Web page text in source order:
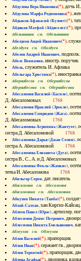
Абдулова Вера Ивановна(*), дочь
Абдулова Марфа Родионовна(*),
Абдыков Афанасий (Кулмет)(*),
Абдяков Матфей (Абдяселет)(*),
Абезьянинов см. Обезьянинов
Абелдеев Авдей Иванович(*),
Абелдуев см. Оболдуев
Абелов Андрей Иванович,
Абелс Вениамин, иностр.
Абель, служитель И. Афлика
Абельгард Христина(*),
Абернибесов см. Обернибесов
Абернибесова см. Обернибесова
Абесаломов Василий (Басиле),
Д. Абесаломовых 1768
Абесаломов Ираклий (Эрекле),
Абесаломов Спиридон (Жага),
Д. Абесаломовых 1768
Абесаломова Агрипина (Жантуте),
сестра Д. Абесаломовой 1768
Абесаломова Дарья (Джан Семен),
сестра А. Абесаломовой 1768
Абесаломова Елизавета (Дуга),
сестра В., С., А. и Д.
Абесаломова Фекла (Жамкис),
тетка И. Абесаломова 1768
Абильгор Серен, дат. писатель
Абисаломов см. Абесаломов
Абисаломова см. Абесаломова
Абкузин Никита (Танба)(*),
Аблай-Салтан, хан Киргиз-
Аблеев Павел (Юрас), артиллер.
Аблесимов Денис Петрович,
Аблесимов Никита Емельянович,
Аблеухов см. Облеухов
Аблов Василий(*), прапорщик
Аблов Иван(*), сержант гв.,
Аблов Терентий(*), прапорщик,
Аблова Агафья(*), дворянка,